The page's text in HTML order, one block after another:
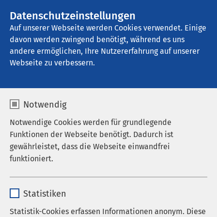
Datenschutzeinstellungen
Auf unserer Webseite werden Cookies verwendet. Einige
davon werden zwingend benötigt, während es uns
andere ermöglichen, Ihre Nutzererfahrung auf unserer
Webseite zu verbessern.
Notwendig
Notwendige Cookies werden für grundlegende
Funktionen der Webseite benötigt. Dadurch ist
gewährleistet, dass die Webseite einwandfrei
funktioniert.
Anbieter sgalinski
Statistiken
Statistik-Cookies erfassen Informationen anonym. Diese
Startseite der AMEOS Gruppe
Allgemeine